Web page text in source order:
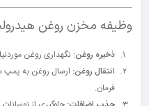
وظیفه مخزن روغن
ذخیره روغن: نگهداری روغن
انتقال روغن: ارسال روغن به پمپ
فرمان.